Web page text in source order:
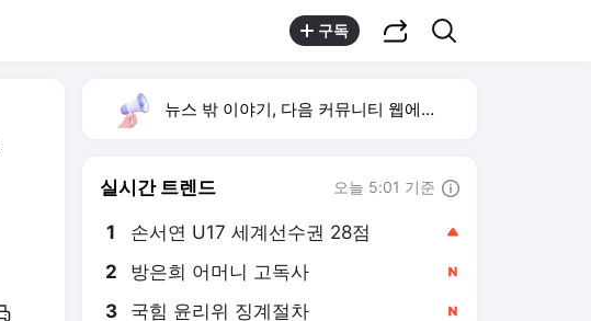
구독
뉴스 밖 이야기, 다음 커뮤니티 웹에서 보기
실시간 트렌드 오늘 5:01 기준
1 손서연 U17 세계선수권 28점
2 방은희 어머니 고독사